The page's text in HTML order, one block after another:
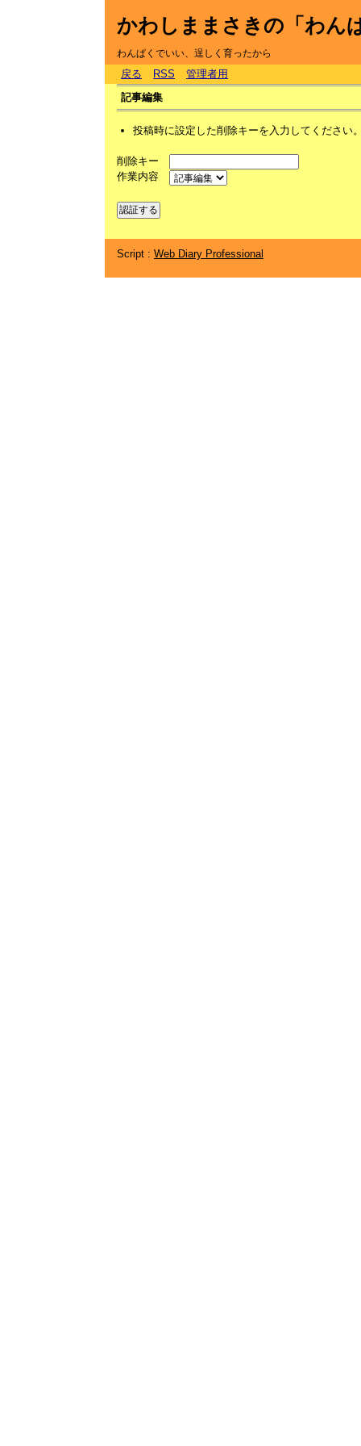
かわしままさきの「わん
わんぱくでいい、逞しく育ったから
戻る RSS
管理者用
記事編集
投稿時に設定した削除キーを入力してください
削除キー
作業内容
Script : Web Diary Professional